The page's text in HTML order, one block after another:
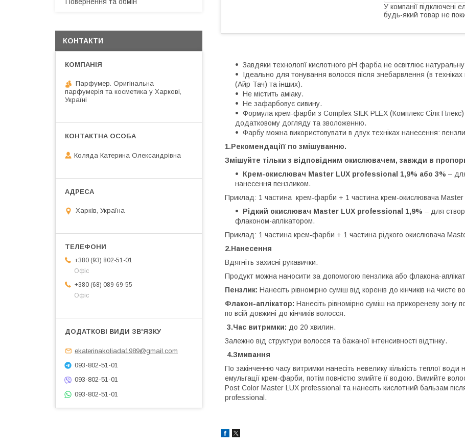
У компанії підключені
будь-який товар не
Завдяки технології кислотного рН фарба не освітлює
Ідеально для тонування волосся після знебарвлення (в
(Aйр Тач) та інших).
Не містить аміаку.
Не зафарбовує сивину.
Формула крем-фарби з Сomplex SILK PLEX (Комплекс Сілк
додатковому догляду та зволоженню.
Фарбу можна використовувати в двух техніках нанесення:
1.Рекомендаціїї по змішуванню.
Змішуйте тільки з відповідним окислювачем, завжди в
Крем-окислювач Master LUX professional 1,9% або 3% –
нанесення пензликом.
Приклад: 1 частина крем-фарби + 1 частина крем-окислювача
Рідкий окислювач Master LUX professional 1,9% – для
флаконом-аплікатором.
Приклад: 1 частина крем-фарби + 1 частина рідкого окислювача
2.Нанесення
Вдягніть захисні рукавички.
Продукт можна наносити за допомогою пензлика або флакона-
Пензлик: Нанесіть рівномірно суміш від коренів до кінчиків на чисте
Флакон-аплікатор: Нанесіть рівномірно суміш на прикореневу зону
по всій довжині до кінчиків волосся.
3.Час витримки: до 20 хвилин.
Залежно від структури волосся та бажаної інтенсивності відтінку.
4.Змивання
По закінченню часу витримки нанесіть невелику кількість теплої
емульгації крем-фарби, потім повністю змийте її водою. Вимийте
Post Color Master LUX professional та нанесіть кислотний бальзам
professional.
КОНТАКТИ
Парфумер. Оригінальна
парфумерія та косметика у Харкові,
Україні
Коляда Катерина Олександрівна
Харків, Україна
+380 (93) 802-51-01
Офіс
+380 (68) 089-69-55
Офіс
ekaterinakoliada1989@gmail.com
093-802-51-01
093-802-51-01
093-802-51-01